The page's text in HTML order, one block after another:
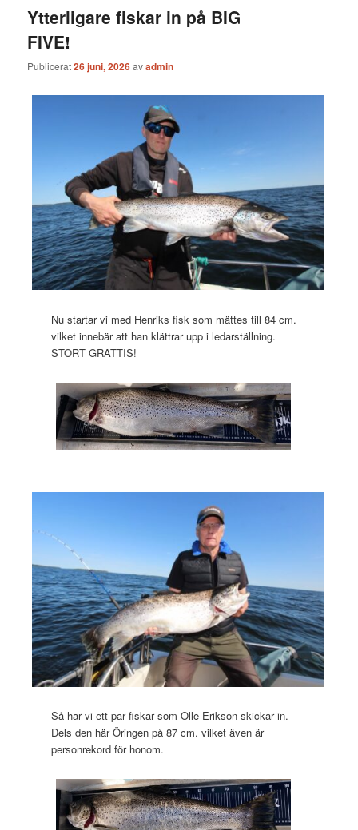
Ytterligare fiskar in på BIG
FIVE!
Publicerat26 juni, 2026avadmin
Nu startar vi med Henriks fisk som mättes till 84 cm.
vilket innebär att han klättrar upp i ledarställning.
STORT GRATTIS!
Så har vi ett par fiskar som Olle Erikson skickar in.
Dels den här Öringen på 87 cm. vilket även är
personrekord för honom.